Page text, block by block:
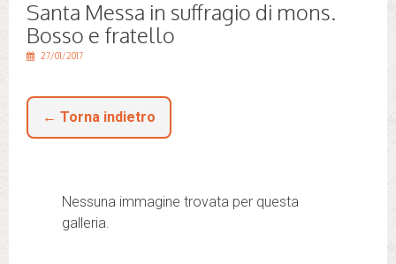
Santa Messa in suffragio di mons.
Bosso e fratello
27/01/2017
← Torna indietro
Nessuna immagine trovata per questa
galleria.